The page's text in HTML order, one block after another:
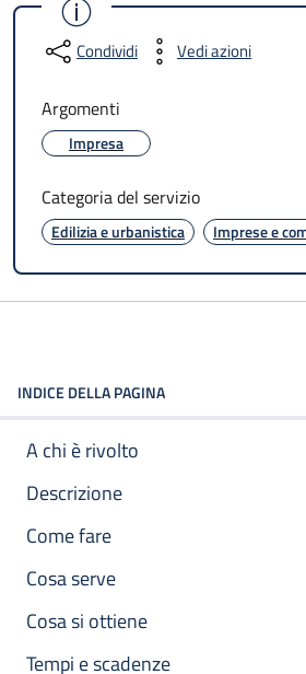
Condividi Vedi azioni
Argomenti
Impresa
Categoria del servizio
Edilizia e urbanistica Imprese e
INDICE DELLA PAGINA
A chi è rivolto
Descrizione
Come fare
Cosa serve
Cosa si ottiene
Tempi e scadenze